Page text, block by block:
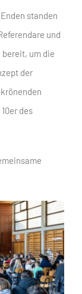
standen
und
bereit, um die
der
des